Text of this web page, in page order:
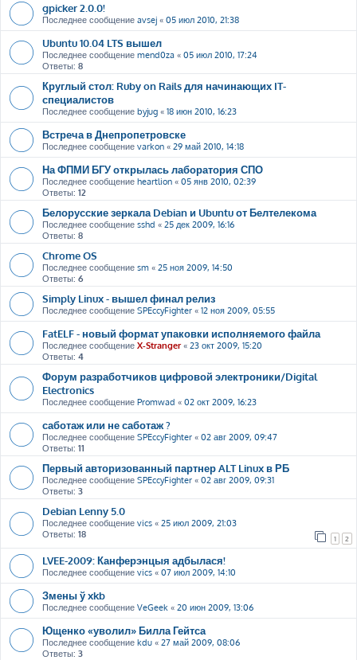
gpicker 2.0.0!
Последнее сообщение avsej « 05 июл 2010, 21:38
Ubuntu 10.04 LTS вышел
Последнее сообщение mend0za « 05 июл 2010, 17:24
Ответы: 8
Круглый стол: Ruby on Rails для начинающих IT-
специалистов
Последнее сообщение byjug « 18 июн 2010, 16:23
Встреча в Днепропетровске
Последнее сообщение varkon « 29 май 2010, 14:18
На ФПМИ БГУ открылась лаборатория СПО
Последнее сообщение heartlion « 05 янв 2010, 02:39
Ответы: 12
Белорусские зеркала Debian и Ubuntu от Белтелекома
Последнее сообщение sshd « 25 дек 2009, 16:16
Ответы: 8
Chrome OS
Последнее сообщение sm « 25 ноя 2009, 14:50
Ответы: 6
Simply Linux - вышел финал релиз
Последнее сообщение SPEccyFighter « 12 ноя 2009, 05:55
FatELF - новый формат упаковки исполняемого файла
Последнее сообщение X-Stranger« 23 окт 2009, 15:20
Ответы: 4
Форум разработчиков цифровой электроники/Digital
Electronics
Последнее сообщение Promwad « 02 окт 2009, 16:23
саботаж или не саботаж ?
Последнее сообщение SPEccyFighter « 02 авг 2009, 09:47
Ответы: 11
Первый авторизованный партнер ALT Linux в РБ
Последнее сообщение SPEccyFighter « 02 авг 2009, 09:31
Ответы: 3
Debian Lenny 5.0
Последнее сообщение vics « 25 июл 2009, 21:03
Ответы: 18 1 2
LVEE-2009: Канферэнцыя адбылася!
Последнее сообщение vics « 07 июл 2009, 14:10
Змены ў xkb
Последнее сообщение VeGeek « 20 июн 2009, 13:06
Ющенко «уволил» Билла Гейтса
Последнее сообщение kdu « 27 май 2009, 08:06
Ответы: 3